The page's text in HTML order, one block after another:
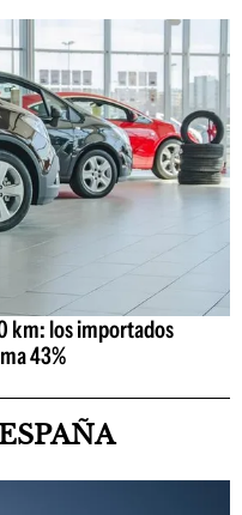
km: los importados
43%